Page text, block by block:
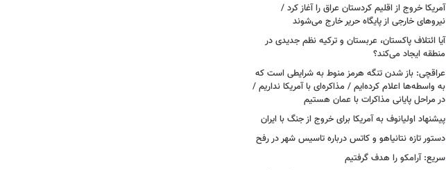
آمریکا خروج از اقلیم کردستان عراق را آغاز کرد /
نیروهای خارجی از پایگاه حریر خارج می‌شوند
آیا ائتلاف پاکستان، عربستان و ترکیه نظم جدیدی در
منطقه ایجاد می‌کند؟
عراقچی: باز شدن تنگه هرمز منوط به شرایطی است که
به واسطه‌ها اعلام کرده‌ایم / مذاکره‌ای با آمریکا نداریم /
در مراحل پایانی مذاکرات با عمان هستیم
پیشنهاد اولیانوف به آمریکا برای خروج از جنگ با ایران
دستور تازه نتانیاهو و کاتس درباره تاسیس شهر در رفح
سریع: آرامکو را هدف گرفتیم